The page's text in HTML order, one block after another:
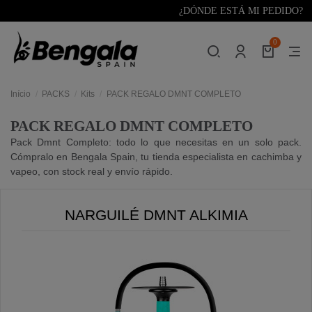
¿DÓNDE ESTÁ MI PEDIDO?
0
Início PACKS Kits PACK REGALO DMNT COMPLETO
PACK REGALO DMNT COMPLETO
Pack Dmnt Completo: todo lo que necesitas en un solo pack.
Cómpralo en Bengala Spain, tu tienda especialista en cachimba y
vapeo, con stock real y envío rápido.
NARGUILÉ DMNT ALKIMIA